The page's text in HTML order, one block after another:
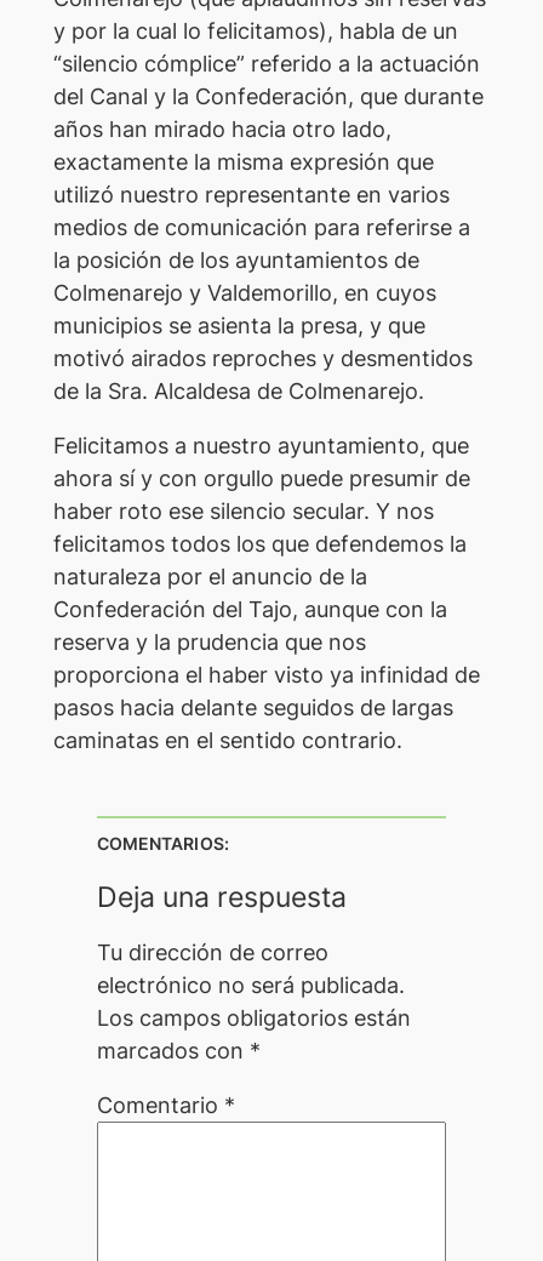
y por la cual lo felicitamos), habla de un
“silencio cómplice” referido a la actuación
del Canal y la Confederación, que durante
años han mirado hacia otro lado,
exactamente la misma expresión que
utilizó nuestro representante en varios
medios de comunicación para referirse a
la posición de los ayuntamientos de
Colmenarejo y Valdemorillo, en cuyos
municipios se asienta la presa, y que
motivó airados reproches y desmentidos
de la Sra. Alcaldesa de Colmenarejo.
Felicitamos a nuestro ayuntamiento, que
ahora sí y con orgullo puede presumir de
haber roto ese silencio secular. Y nos
felicitamos todos los que defendemos la
naturaleza por el anuncio de la
Confederación del Tajo, aunque con la
reserva y la prudencia que nos
proporciona el haber visto ya infinidad de
pasos hacia delante seguidos de largas
caminatas en el sentido contrario.
COMENTARIOS:
Deja una respuesta
Tu dirección de correo
electrónico no será publicada.
Los campos obligatorios están
marcados con *
Comentario *